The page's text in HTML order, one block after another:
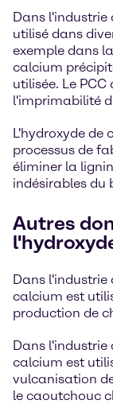
Dans l'industrie
utilisé dans
exemple dans
calcium
utilisée. Le
l'imprimabilité
L'hydroxyde de
processus de
éliminer la
indésirables du
Autres
Dans l'industrie
calcium est
production de
Dans l'industrie
calcium est
vulcanisation
le caoutchouc